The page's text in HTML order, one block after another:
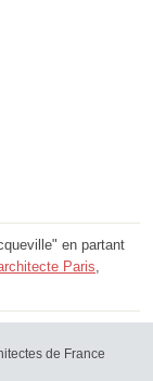
en partant
Paris,
de France